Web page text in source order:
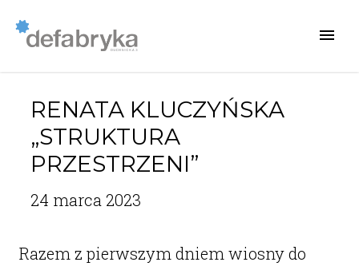
RENATA KLUCZYŃSKA
„STRUKTURA
PRZESTRZENI”
24 marca 2023
Razem z pierwszym dniem wiosny do